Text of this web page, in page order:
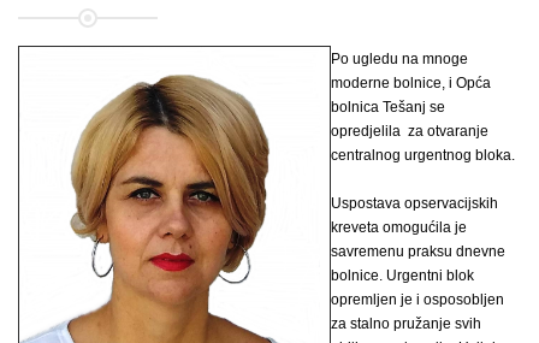
Po ugledu na mnoge
moderne bolnice, i Opća
bolnica Tešanj se
opredjelila za otvaranje
centralnog urgentnog bloka.
Uspostava opservacijskih
kreveta omogućila je
savremenu praksu dnevne
bolnice. Urgentni blok
opremljen je i osposobljen
za stalno pružanje svih